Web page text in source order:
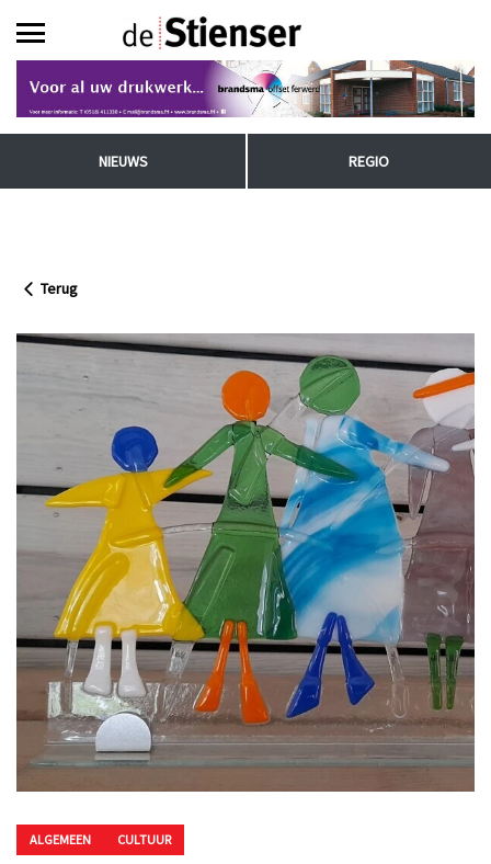
NIEUWS REGIO
Terug
ALGEMEEN CULTUUR